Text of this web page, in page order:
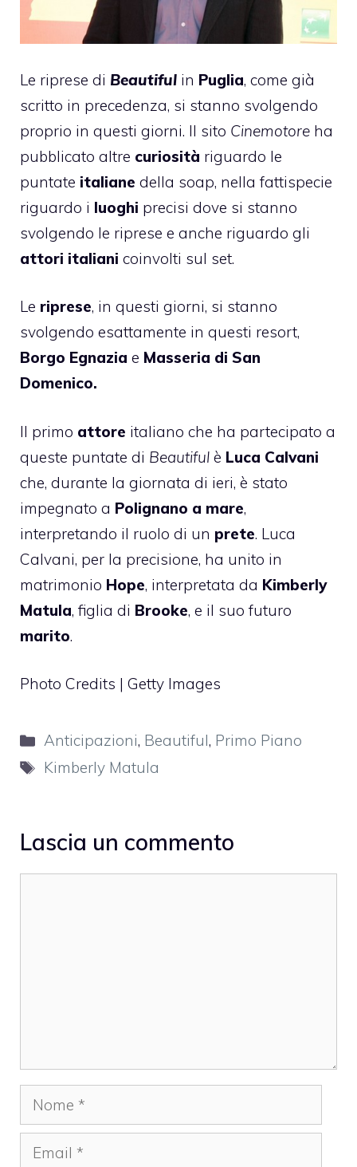
Le riprese di Beautiful in Puglia, come già
scritto in precedenza, si stanno svolgendo
proprio in questi giorni. Il sito Cinemotore ha
pubblicato altre curiosità riguardo le
puntate italiane della soap, nella fattispecie
riguardo i luoghi precisi dove si stanno
svolgendo le riprese e anche riguardo gli
attori italiani coinvolti sul set.
Le riprese, in questi giorni, si stanno
svolgendo esattamente in questi resort,
Borgo Egnazia e Masseria di San
Domenico.
Il primo attore italiano che ha partecipato a
queste puntate di Beautiful è Luca Calvani
che, durante la giornata di ieri, è stato
impegnato a Polignano a mare,
interpretando il ruolo di un prete. Luca
Calvani, per la precisione, ha unito in
matrimonio Hope, interpretata da Kimberly
Matula, figlia di Brooke, e il suo futuro
marito.
Photo Credits | Getty Images
Categorie
Anticipazioni, Beautiful, Primo Piano
Tag
Kimberly Matula
Lascia un commento
Nome
Email